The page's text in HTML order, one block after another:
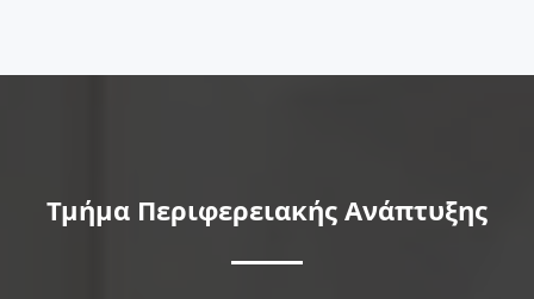
Τμήμα Περιφερειακής Ανάπτυξης